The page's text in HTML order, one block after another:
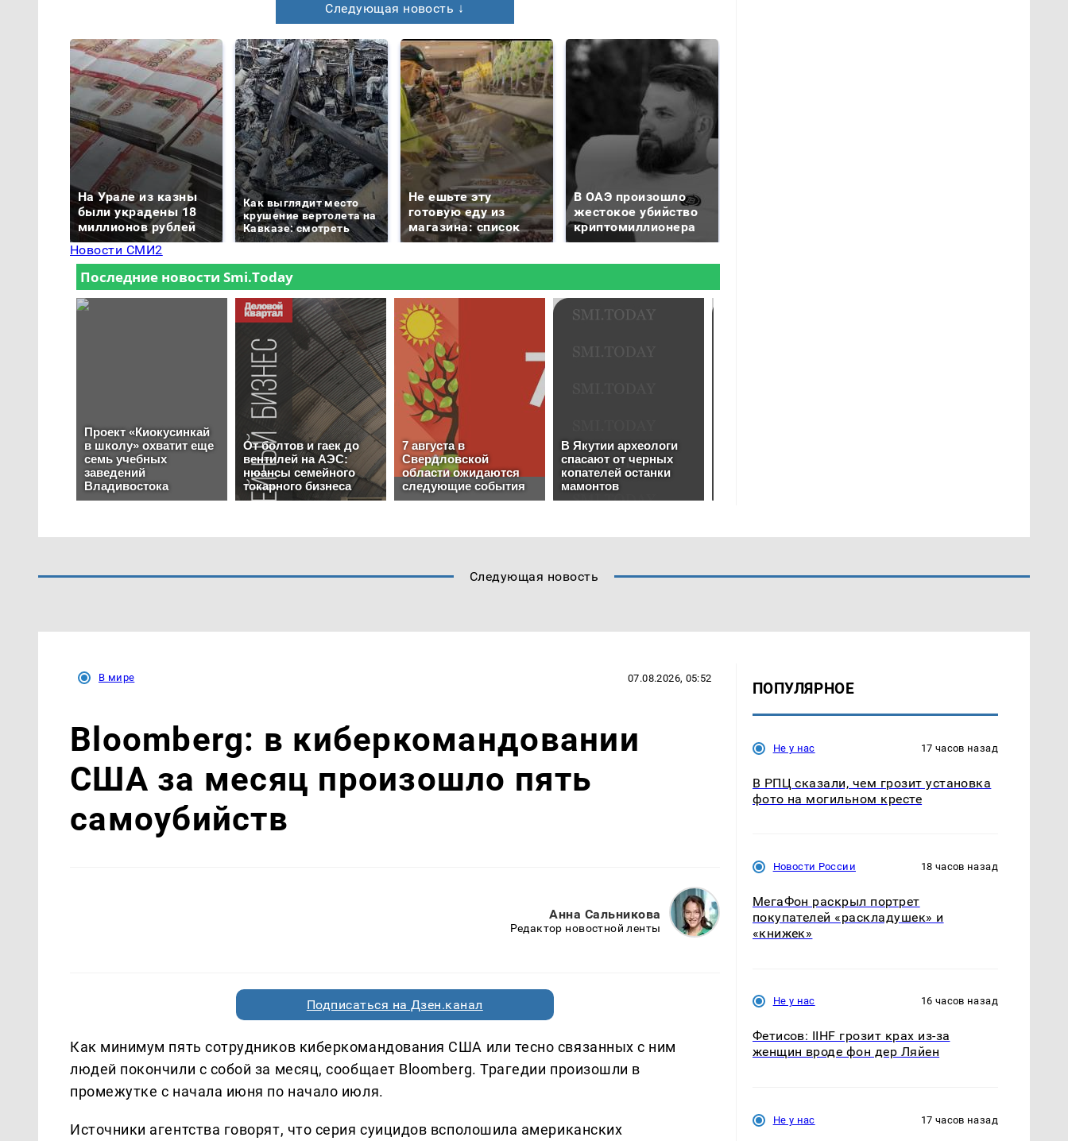
Следующая новость ↓
На Урале из казны
были украдены 18
миллионов рублей
Как выглядит место
крушение вертолета на
Кавказе: смотреть
Не ешьте эту
готовую еду из
магазина: список
В ОАЭ произошло
жестокое убийство
криптомиллионера
Новости СМИ2
Следующая новость
В мире 07.08.2026, 05:52
Bloomberg: в киберкомандовании
США за месяц произошло пять
самоубийств
Анна Сальникова
Редактор новостной ленты
Подписаться на Дзен.канал
Как минимум пять сотрудников киберкомандования США или тесно связанных с ним
людей покончили с собой за месяц, сообщает Bloomberg. Трагедии произошли в
промежутке с начала июня по начало июля.
Источники агентства говорят, что серия суицидов всполошила американских
ПОПУЛЯРНОЕ
Не у нас 17 часов назад
В РПЦ сказали, чем грозит установка
фото на могильном кресте
Новости России 18 часов назад
МегаФон раскрыл портрет
покупателей «раскладушек» и
«книжек»
Не у нас 16 часов назад
Фетисов: IIHF грозит крах из-за
женщин вроде фон дер Ляйен
Не у нас 17 часов назад